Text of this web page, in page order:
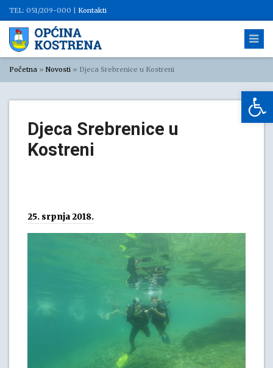
TEL: 051/209-000 | Kontakti
Početna » Novosti » Djeca Srebrenice u Kostreni
Djeca Srebrenice u
Kostreni
25. srpnja 2018.